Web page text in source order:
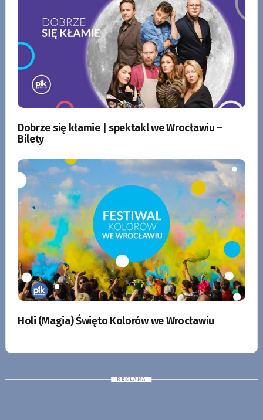
Dobrze się kłamie | spektakl we Wrocławiu –
Bilety
Holi (Magia) Święto Kolorów we Wrocławiu